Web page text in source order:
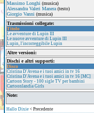
Massimo Longhi (musica)
Alessandra Valeri Manera (testo)
Giorgio Vanni (musica)
Trasmissioni collegate:
Titolo
Le avventure di Lupin III
Le nuove avventure di Lupin III
Lupin, l'incorreggibile Lupin
Altre versioni:
Dischi e altri supporti:
Disco
Cristina D'Avena e i tuoi amici in tv 16
Cristina D'Avena e i tuoi amici in tv 16 [MC]
Cartoon Story - 100 sigle TV per bambini
Cartoonlandia Girls
Note:
Hallo Dixie < Precedente